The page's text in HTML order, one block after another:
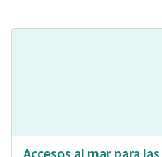
Accesos al mar para